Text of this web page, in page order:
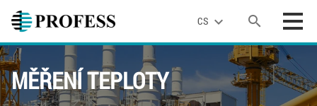
CS expand_more search
MĚŘENÍ TEPLOTY